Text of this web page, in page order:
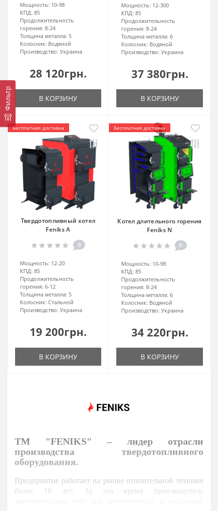
Фильтр
Мощность: 10-98
КПД: 85
Продолжительность
горения: 8-24
Толщина металла: 5
Колосник: Водяной
Производство: Украина
28 120грн.
В КОРЗИНУ
Мощность: 12-300
КПД: 85
Продолжительность
горения: 8-24
Толщина металла: 6
Колосник: Водяной
Производство: Украина
37 380грн.
В КОРЗИНУ
Бесплатная доставка
Твердотопливный котел
Feniks A
0
Мощность: 12-20
КПД: 85
Продолжительность
горения: 6-12
Толщина металла: 5
Колосник: Стальной
Производство: Украина
19 200грн.
В КОРЗИНУ
Бесплатная доставка
Котел длительного горения
Feniks N
0
Мощность: 10-98
КПД: 85
Продолжительность
горения: 8-24
Толщина металла: 6
Колосник: Водяной
Производство: Украина
34 220грн.
В КОРЗИНУ
ТМ "FENIKS" – лидер отрасли
производства твердотопливного
оборудования.
Предприятие работает на рынке отопительной техники
более 10 лет. За это время производитель